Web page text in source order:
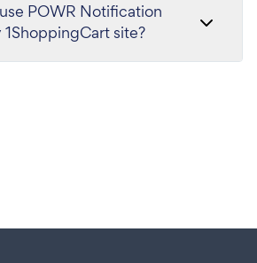
POWR Notification
site?